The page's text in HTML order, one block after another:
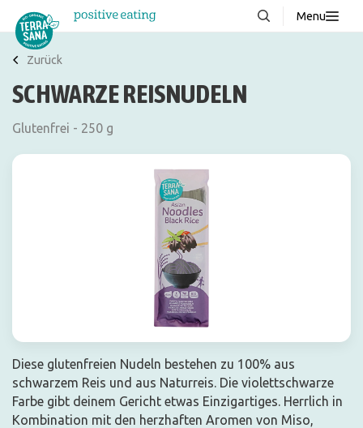
Menu
Über uns
Wissenswertes
Zurück
SCHWARZE REISNUDELN
Glutenfrei - 250 g
Diese glutenfreien Nudeln bestehen zu 100% aus
schwarzem Reis und aus Naturreis. Die violettschwarze
Farbe gibt deinem Gericht etwas Einzigartiges. Herrlich in
Kombination mit den herzhaften Aromen von Miso,